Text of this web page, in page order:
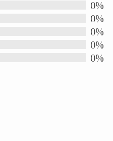
0%
0%
0%
0%
0%